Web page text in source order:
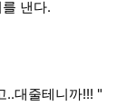
낸다.
..대줄테니까!!! "